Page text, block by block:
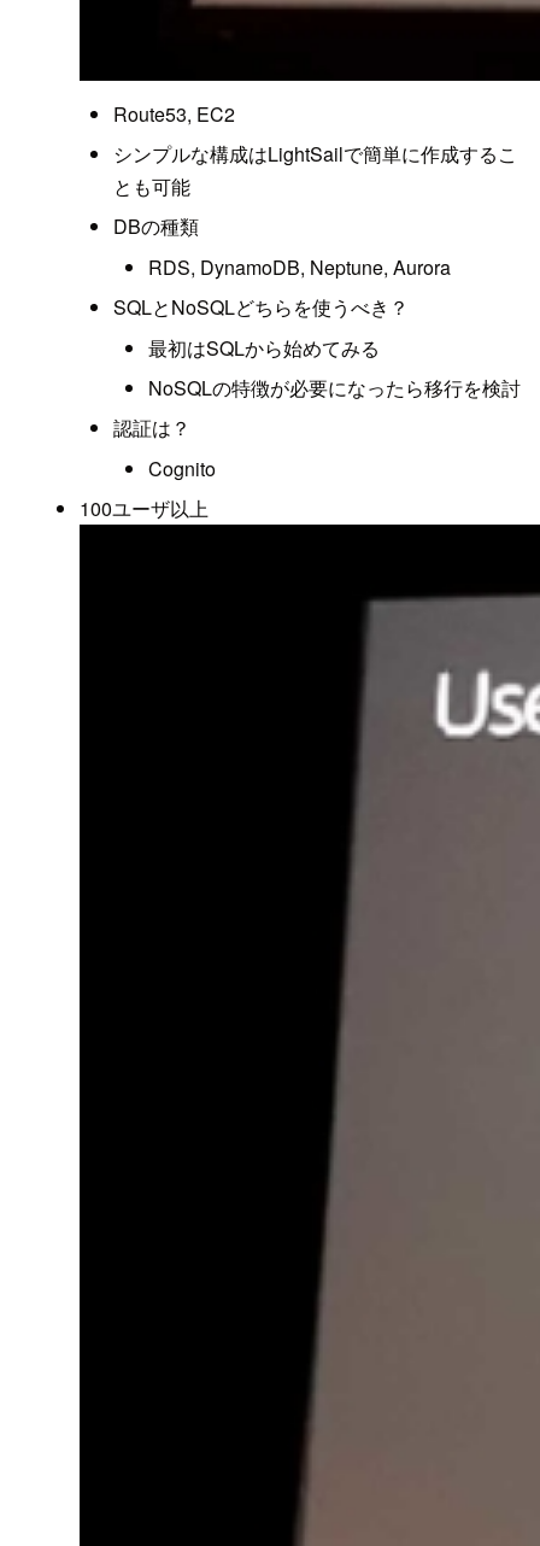
Route53, EC2
シンプルな構成はLightSailで簡単に作成するこ
とも可能
DBの種類
RDS, DynamoDB, Neptune, Aurora
SQLとNoSQLどちらを使うべき？
最初はSQLから始めてみる
NoSQLの特徴が必要になったら移行を検討
認証は？
Cognito
100ユーザ以上